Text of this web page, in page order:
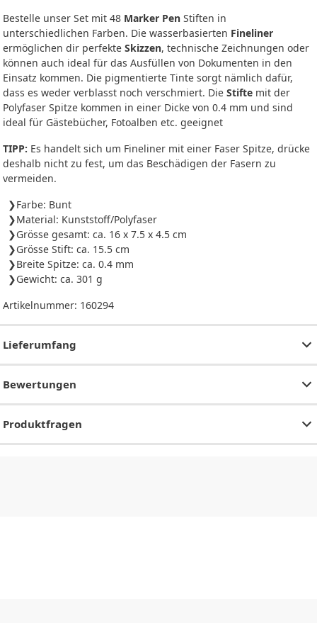
Bestelle unser Set mit 48 Marker Pen Stiften in
unterschiedlichen Farben. Die wasserbasierten Fineliner
ermöglichen dir perfekte Skizzen, technische Zeichnungen oder
können auch ideal für das Ausfüllen von Dokumenten in den
Einsatz kommen. Die pigmentierte Tinte sorgt nämlich dafür,
dass es weder verblasst noch verschmiert. Die Stifte mit der
Polyfaser Spitze kommen in einer Dicke von 0.4 mm und sind
ideal für Gästebücher, Fotoalben etc. geeignet
TIPP: Es handelt sich um Fineliner mit einer Faser Spitze, drücke
deshalb nicht zu fest, um das Beschädigen der Fasern zu
vermeiden.
Farbe: Bunt
Material: Kunststoff/Polyfaser
Grösse gesamt: ca. 16 x 7.5 x 4.5 cm
Grösse Stift: ca. 15.5 cm
Breite Spitze: ca. 0.4 mm
Gewicht: ca. 301 g
Artikelnummer: 160294
Lieferumfang
Bewertungen
Produktfragen